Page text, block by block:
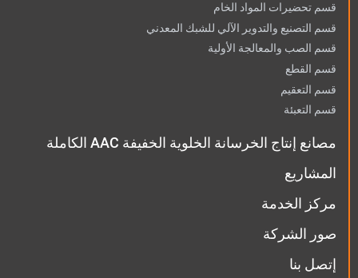
قسم تحضيرات المواد الخام
قسم التصنيع والتدوير الآلي للشبك المعدني
قسم الصب والمعالجة الأولية
قسم القطع
قسم التعقيم
قسم التعبئة
مصانع إنتاج الخرسانة الخلوية الخفيفة AAC الكاملة
المشاريع
مركز الخدمة
صور الشركة
إتصل بنا